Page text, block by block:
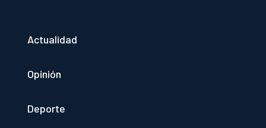
Actualidad
Opinión
Deporte